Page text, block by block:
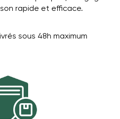
rapide et efficace.
sous 48h maximum